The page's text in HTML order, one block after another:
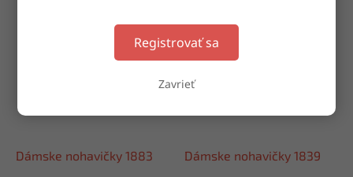
Registrovať sa
Zavrieť
Dámske nohavičky 1883 Dámske nohavičky 1839